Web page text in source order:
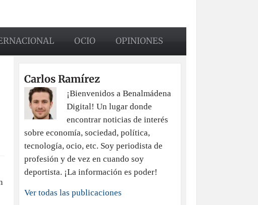
OCIO OPINIONES
Carlos Ramírez
¡Bienvenidos a Benalmádena
Digital! Un lugar donde
encontrar noticias de interés
sobre economía, sociedad, política,
tecnología, ocio, etc. Soy periodista de
profesión y de vez en cuando soy
deportista. ¡La información es poder!
Ver todas las publicaciones